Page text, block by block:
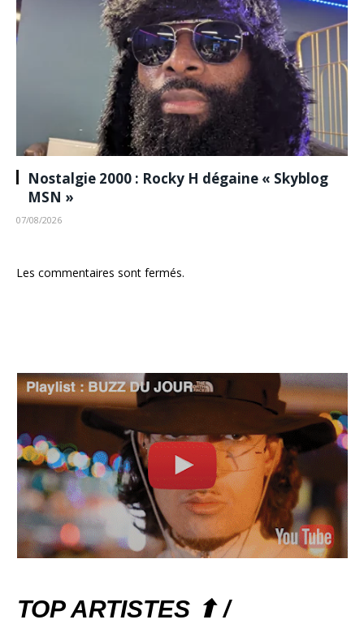
Nostalgie 2000 : Rocky H dégaine « Skyblog
MSN »
07/08/2026
Les commentaires sont fermés.
TOP ARTISTES ⬆ /